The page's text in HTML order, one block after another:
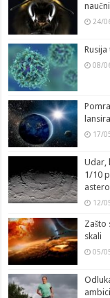
24/
08/
17/
Udar,
1/10
12/
Zašto
skali
05/